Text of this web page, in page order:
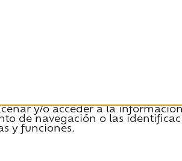
y/o acceder a la
de navegación o las
y funciones.